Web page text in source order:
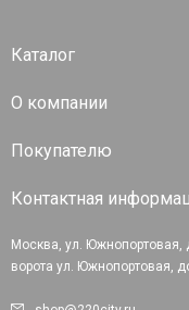
Каталог
О компании
Покупателю
Контактная
Москва, ул. Южнопортовая,
ворота ул. Южнопортовая,